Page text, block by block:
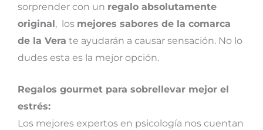
sorprender con un regalo absolutamente
original, los mejores sabores de la comarca
de la Vera te ayudarán a causar sensación. No lo
dudes esta es la mejor opción.
Regalos gourmet para sobrellevar mejor el
estrés:
Los mejores expertos en psicología nos cuentan